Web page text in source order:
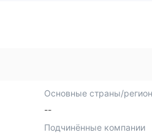
Основные страны/
--
Подчинённые компании